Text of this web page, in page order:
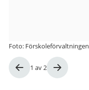
7
förskola
Bild
1 av 2
Foto: Förskoleförvaltningen